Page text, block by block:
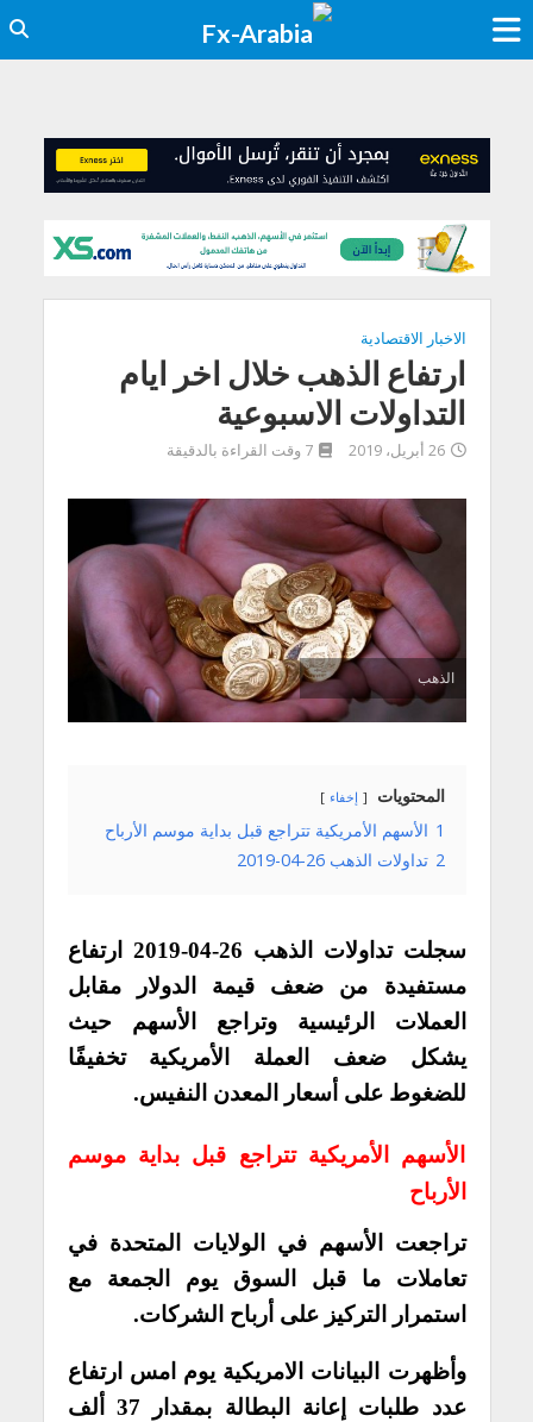
الاخبار الاقتصادية
ارتفاع الذهب خلال اخر ايام
التداولات الاسبوعية
26 أبريل، 2019 7 وقت القراءة بالدقيقة
الذهب
المحتويات إخفاء
1 الأسهم الأمريكية تتراجع قبل بداية موسم الأرباح
2 تداولات الذهب 26-04-2019
سجلت تداولات الذهب 26-04-2019 ارتفاع
مستفيدة من ضعف قيمة الدولار مقابل
العملات الرئيسية وتراجع الأسهم حيث
يشكل ضعف العملة الأمريكية تخفيفًا
للضغوط على أسعار المعدن النفيس.
الأسهم الأمريكية تتراجع قبل بداية موسم
الأرباح
تراجعت الأسهم في الولايات المتحدة في
تعاملات ما قبل السوق يوم الجمعة مع
استمرار التركيز على أرباح الشركات.
وأظهرت البيانات الامريكية يوم امس ارتفاع
عدد طلبات إعانة البطالة بمقدار 37 ألف